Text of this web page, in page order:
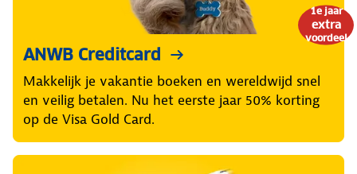
1e jaar
extra
voordeel
ANWB Creditcard
Makkelijk je vakantie boeken en wereldwijd snel
en veilig betalen. Nu het eerste jaar 50% korting
op de Visa Gold Card.